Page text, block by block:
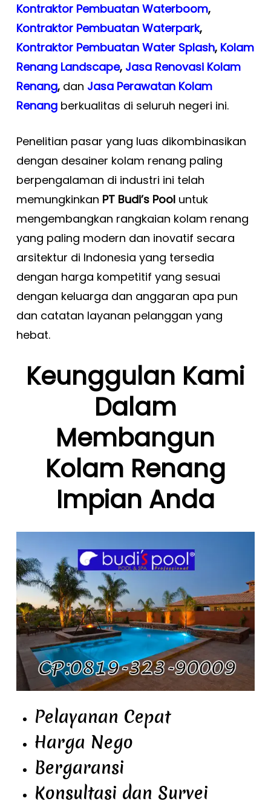
Kontraktor Pembuatan Waterboom,
Kontraktor Pembuatan Waterpark,
Kontraktor Pembuatan Water Splash, Kolam
Renang Landscape, Jasa Renovasi Kolam
Renang, dan Jasa Perawatan Kolam
Renangberkualitas di seluruh negeri ini.
Penelitian pasar yang luas dikombinasikan
dengan desainer kolam renang paling
berpengalaman di industri ini telah
memungkinkan PT Budi’s Pooluntuk
mengembangkan rangkaian kolam renang
yang paling modern dan inovatif secara
arsitektur di Indonesia yang tersedia
dengan harga kompetitif yang sesuai
dengan keluarga dan anggaran apa pun
dan catatan layanan pelanggan yang
hebat.
Keunggulan Kami
Dalam
Membangun
Kolam Renang
Impian Anda
Pelayanan Cepat
Harga Nego
Bergaransi
Konsultasi dan Survei